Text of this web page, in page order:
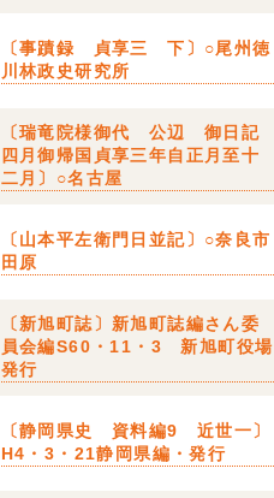
〔事蹟録 貞享三 下〕○尾州徳
川林政史研究所
〔瑞竜院様御代 公辺 御日記
四月御帰国貞享三年自正月至十
二月〕○名古屋
〔山本平左衛門日並記〕○奈良市
田原
〔新旭町誌〕新旭町誌編さん委
員会編S60・11・3 新旭町役場
発行
〔静岡県史 資料編9 近世一〕
H4・3・21静岡県編・発行